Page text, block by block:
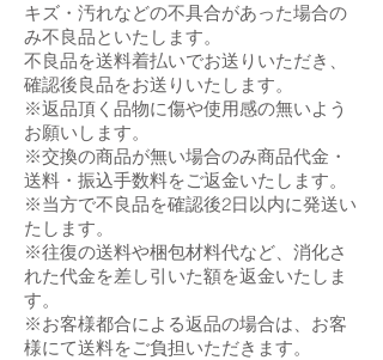
キズ・汚れなどの不具合があった場合の
み不良品といたします。
不良品を送料着払いでお送りいただき、
確認後良品をお送りいたします。
※返品頂く品物に傷や使用感の無いよう
お願いします。
※交換の商品が無い場合のみ商品代金・
送料・振込手数料をご返金いたします。
※当方で不良品を確認後2日以内に発送い
たします。
※往復の送料や梱包材料代など、消化さ
れた代金を差し引いた額を返金いたしま
す。
※お客様都合による返品の場合は、お客
様にて送料をご負担いただきます。